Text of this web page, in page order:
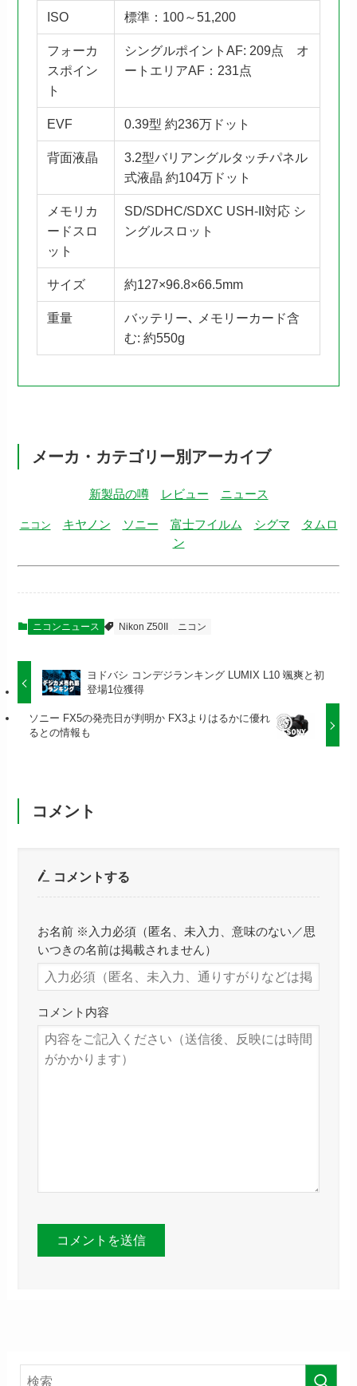
ISO 標準：100～51,200
フォーカ
スポイン
ト
シングルポイントAF: 209点 オ
ートエリアAF：231点
EVF 0.39型 約236万ドット
背面液晶
3.2型バリアングルタッチパネル
式液晶 約104万ドット
メモリカ
ードスロ
ット
SD/SDHC/SDXC USH-II対応 シ
ングルスロット
サイズ 約127×96.8×66.5mm
重量
バッテリー､ メモリーカード含
む: 約550g
メーカ・カテゴリー別アーカイブ
新製品の噂 レビュー ニュース
ニコン キヤノン ソニー 富士フイルム シグマ
タムロ
ン
ニコンニュース Nikon Z50II ニコン
ヨドバシ コンデジランキング LUMIX L10 颯爽と初
登場1位獲得
ソニー FX5の発売日が判明か FX3よりはるかに優れ
るとの情報も
コメント
コメントする
お名前 ※入力必須（匿名、未入力、意味のない／思
いつきの名前は掲載されません）
コメント内容